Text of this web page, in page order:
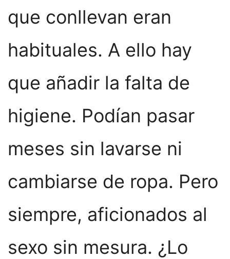
que conllevan eran
habituales. A ello hay
que añadir la falta de
higiene. Podían pasar
meses sin lavarse ni
cambiarse de ropa. Pero
siempre, aficionados al
sexo sin mesura. ¿Lo